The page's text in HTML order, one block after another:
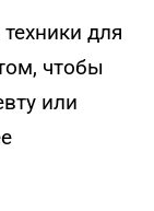
для
чтобы
или